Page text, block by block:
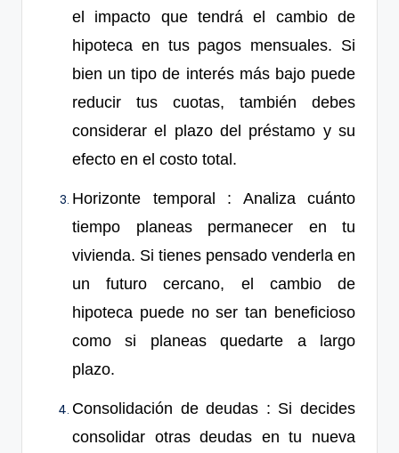
el impacto que tendrá el cambio de
hipoteca en tus pagos mensuales. Si
bien un tipo de interés más bajopuede
reducir tus cuotas, también debes
considerar el plazo del préstamo y su
efecto en el costo total.
Horizonte temporal
: Analiza cuánto
tiempo planeas permanecer en tu
vivienda. Si tienes pensado venderla en
un futuro cercano, el cambio de
hipoteca puede no ser tan beneficioso
como si planeas quedarte a largo
plazo.
Consolidación de deudas : Si decides
consolidar otras deudas en tu nueva